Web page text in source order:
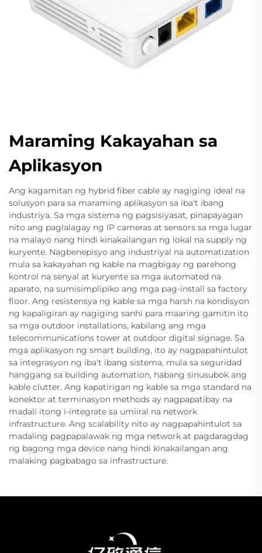
Maraming Kakayahan sa
Aplikasyon
Ang kagamitan ng hybrid fiber cable ay nagiging ideal na
solusyon para sa maraming aplikasyon sa iba't ibang
industriya. Sa mga sistema ng pagsisiyasat, pinapayagan
nito ang paglalagay ng IP cameras at sensors sa mga lugar
na malayo nang hindi kinakailangan ng lokal na supply ng
kuryente. Nagbenepisyo ang industriyal na automatization
mula sa kakayahan ng kable na magbigay ng parehong
kontrol na senyal at kuryente sa mga automated na
aparato, na sumisimplipiko ang mga pag-install sa factory
floor. Ang resistensya ng kable sa mga harsh na kondisyon
ng kapaligiran ay nagiging sanhi para maaring gamitin ito
sa mga outdoor installations, kabilang ang mga
telecommunications tower at outdoor digital signage. Sa
mga aplikasyon ng smart building, ito ay nagpapahintulot
sa integrasyon ng iba't ibang sistema, mula sa seguridad
hanggang sa building automation, habang sinusubok ang
kable clutter. Ang kapatirigan ng kable sa mga standard na
konektor at terminasyon methods ay nagpapatibay na
madali itong i-integrate sa umiiral na network
infrastructure. Ang scalability nito ay nagpapahintulot sa
madaling pagpapalawak ng mga network at pagdaragdag
ng bagong mga device nang hindi kinakailangan ang
malaking pagbabago sa infrastructure.